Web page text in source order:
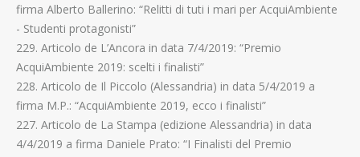
firma Alberto Ballerino: “Relitti di tuti i mari per AcquiAmbiente
- Studenti protagonisti”
229. Articolo de L’Ancora in data 7/4/2019: “Premio
AcquiAmbiente 2019: scelti i finalisti”
228. Articolo de Il Piccolo (Alessandria) in data 5/4/2019 a
firma M.P.: “AcquiAmbiente 2019, ecco i finalisti”
227. Articolo de La Stampa (edizione Alessandria) in data
4/4/2019 a firma Daniele Prato: “I Finalisti del Premio